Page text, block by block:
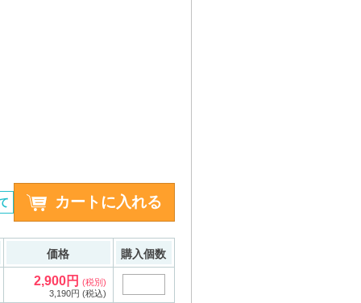
価格 購入個数
2,900円(税別)
3,190円 (税込)